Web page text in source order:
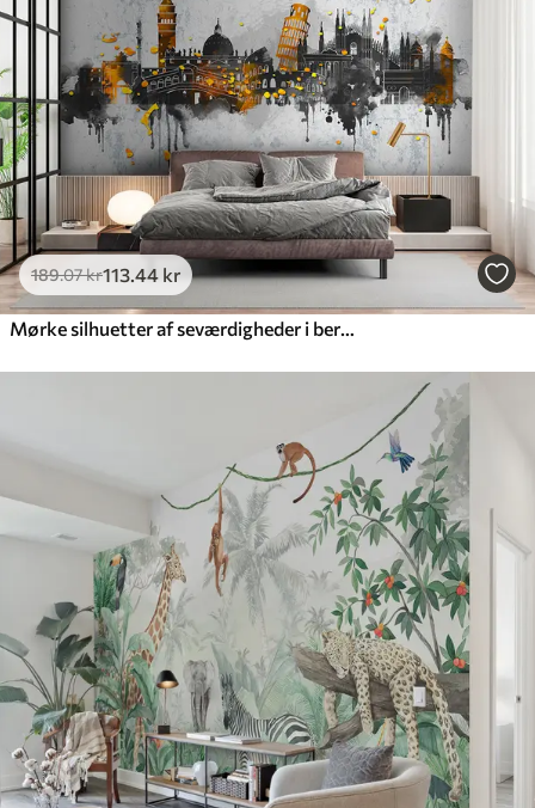
385 .83 231 .50 kr/m²
Premium
448.33269 .00kr/m²
Premium vinyl
516.67310.00kr/m²
Peel and Stick
666.67400.00 kr/m²
189.07kr113 .44 kr